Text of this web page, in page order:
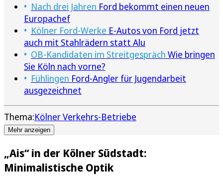
Nach drei Jahren Ford bekommt einen neuen
Europachef
Kölner Ford-Werke E-Autos von Ford jetzt
auch mit Stahlrädern statt Alu
OB-Kandidaten im Streitgespräch Wie bringen
Sie Köln nach vorne?
Fühlingen Ford-Angler für Jugendarbeit
ausgezeichnet
Thema:Kölner Verkehrs-Betriebe
Mehr anzeigen
„Ais“ in der Kölner Südstadt:
Minimalistische Optik